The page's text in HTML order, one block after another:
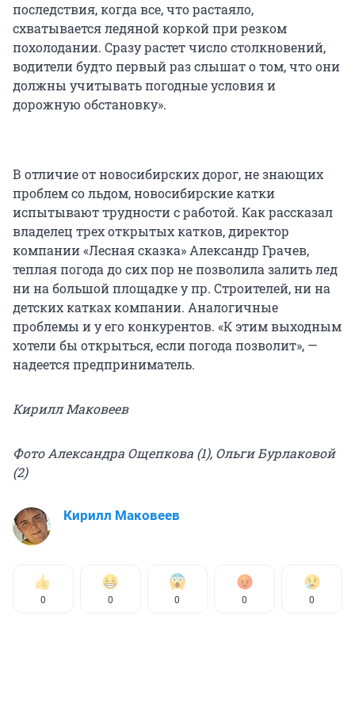
последствия, когда все, что растаяло,
схватывается ледяной коркой при резком
похолодании. Сразу растет число столкновений,
водители будто первый раз слышат о том, что они
должны учитывать погодные условия и
дорожную обстановку».
В отличие от новосибирских дорог, не знающих
проблем со льдом, новосибирские катки
испытывают трудности с работой. Как рассказал
владелец трех открытых катков, директор
компании «Лесная сказка» Александр Грачев,
теплая погода до сих пор не позволила залить лед
ни на большой площадке у пр. Строителей, ни на
детских катках компании. Аналогичные
проблемы и у его конкурентов. «К этим выходным
хотели бы открыться, если погода позволит», —
надеется предприниматель.
Кирилл Маковеев
Фото Александра Ощепкова (1), Ольги Бурлаковой
(2)
Кирилл Маковеев
0 0 0 0 0